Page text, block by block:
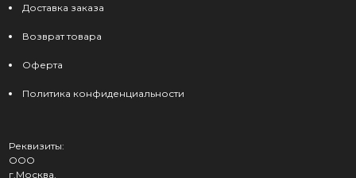
Доставка заказа
Возврат товара
Оферта
Политика конфиденциальности
Реквизиты:
ООО
г.Москва,